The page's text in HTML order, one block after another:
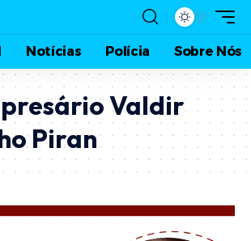
Notícias Polícia Sobre Nós
Valdir
Piran